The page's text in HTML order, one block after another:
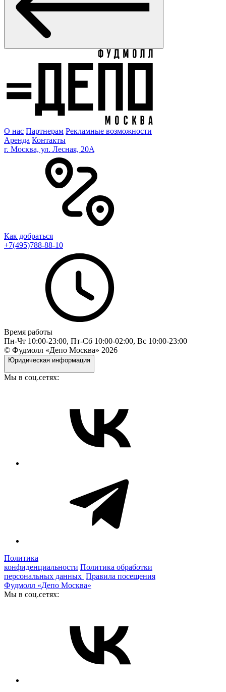
О нас Партнерам Рекламные возможности
Аренда Контакты
г. Москва, ул. Лесная, 20A
Как добраться
+7(495)788-88-10
Время работы
Пн-Чт 10:00-23:00, Пт-Сб 10:00-02:00, Вс 10:00-23:00
© Фудмолл «Депо Москва» 2026
Юридическая информация
Мы в соц.сетях:
Политика
конфиденциальности Политика обработки
персональных данных Правила посещения
Фудмолл «Депо Москва»
Мы в соц.сетях: